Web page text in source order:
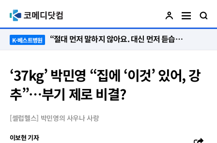
K-베스트병원 “절대 먼저 말하지 않아요. 대신 먼저 듣습니다”
‘37kg’ 박민영 “집에 ‘이것’ 있어, 강
추”…부기 제로 비결?
[셀럽헬스] 박민영의 사우나 사랑
이보현 기자